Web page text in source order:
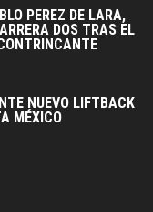
PEREZ DE LARA,
DOS TRAS EL
NUEVO LIFTBACK
MÉXICO